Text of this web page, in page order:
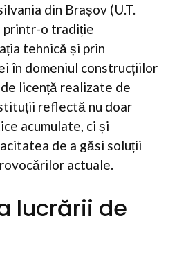
din Brașov (U.T.
printr-o tradiție
tehnică și prin
în domeniul construcțiilor
licență realizate de
reflectă nu doar
acumulate, ci și
de a găsi soluții
actuale.
lucrării de